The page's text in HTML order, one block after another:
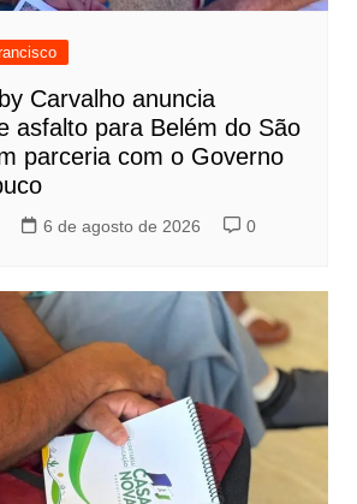
Carvalho anuncia
asfalto para Belém do São
parceria com o Governo
6 de agosto de 2026 0